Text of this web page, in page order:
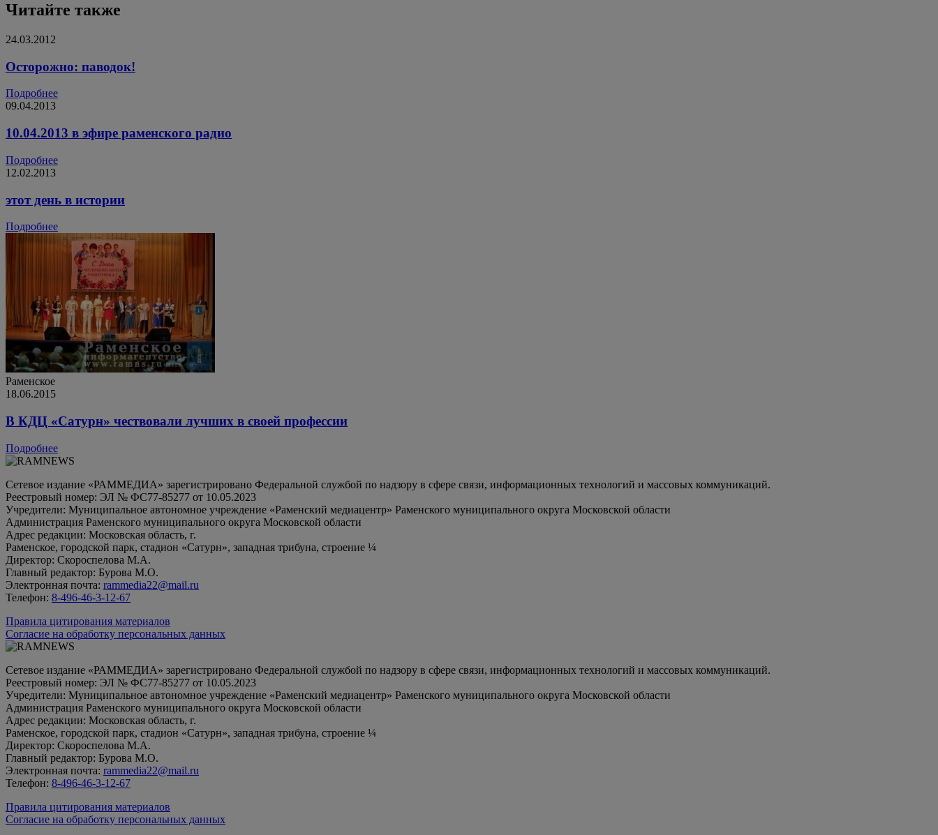
Читайте также
24.03.2012
Осторожно: паводок!
Подробнее
09.04.2013
10.04.2013 в эфире раменского радио
Подробнее
12.02.2013
этот день в истории
Подробнее
Раменское
18.06.2015
В КДЦ «Сатурн» чествовали лучших в своей профессии
Подробнее
Сетевое издание «РАММЕДИА» зарегистрировано Федеральной службой по надзору в сфере связи, информационных технологий и массовых коммуникаций.
Реестровый номер: ЭЛ № ФС77-85277 от 10.05.2023
Учредители: Муниципальное автономное учреждение «Раменский медиацентр» Раменского муниципального округа Московской области
Администрация Раменского муниципального округа Московской области
Адрес редакции: Московская область, г.
Раменское, городской парк, стадион «Сатурн», западная трибуна, строение ¼
Директор: Скороспелова М.А.
Главный редактор: Бурова М.О.
Электронная почта: rammedia22@mail.ru
Телефон: 8-496-46-3-12-67
Правила цитирования материалов
Согласие на обработку персональных данных
Сетевое издание «РАММЕДИА» зарегистрировано Федеральной службой по надзору в сфере связи, информационных технологий и массовых коммуникаций.
Реестровый номер: ЭЛ № ФС77-85277 от 10.05.2023
Учредители: Муниципальное автономное учреждение «Раменский медиацентр» Раменского муниципального округа Московской области
Администрация Раменского муниципального округа Московской области
Адрес редакции: Московская область, г.
Раменское, городской парк, стадион «Сатурн», западная трибуна, строение ¼
Директор: Скороспелова М.А.
Главный редактор: Бурова М.О.
Электронная почта: rammedia22@mail.ru
Телефон: 8-496-46-3-12-67
Правила цитирования материалов
Согласие на обработку персональных данных